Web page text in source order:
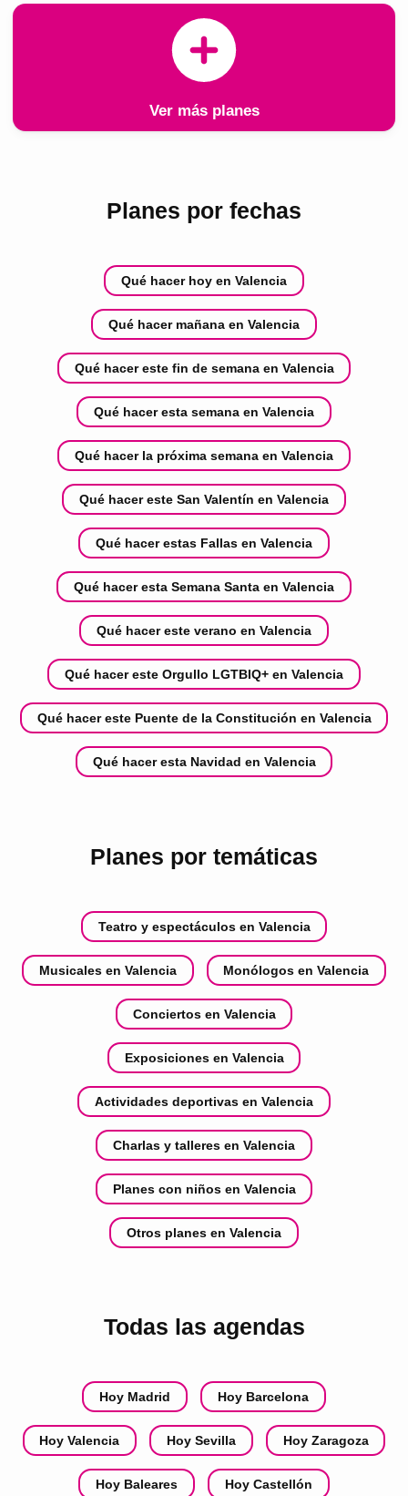
Ver más planes
Planes por fechas
Qué hacer hoy en Valencia
Qué hacer mañana en Valencia
Qué hacer este fin de semana en Valencia
Qué hacer esta semana en Valencia
Qué hacer la próxima semana en Valencia
Qué hacer este San Valentín en Valencia
Qué hacer estas Fallas en Valencia
Qué hacer esta Semana Santa en Valencia
Qué hacer este verano en Valencia
Qué hacer este Orgullo LGTBIQ+ en Valencia
Qué hacer este Puente de la Constitución en Valencia
Qué hacer esta Navidad en Valencia
Planes por temáticas
Teatro y espectáculos en Valencia
Musicales en Valencia Monólogos en Valencia
Conciertos en Valencia
Exposiciones en Valencia
Actividades deportivas en Valencia
Charlas y talleres en Valencia
Planes con niños en Valencia
Otros planes en Valencia
Todas las agendas
Hoy Madrid Hoy Barcelona
Hoy Valencia Hoy Sevilla Hoy Zaragoza
Hoy Baleares Hoy Castellón